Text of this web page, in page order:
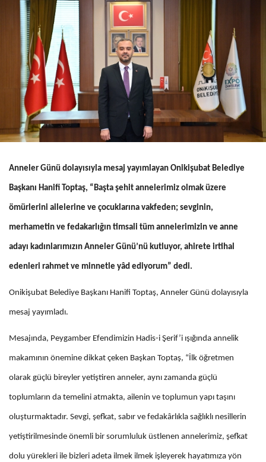
Anneler Günü dolayısıyla mesaj yayımlayan Onikişubat Belediye
Başkanı Hanifi Toptaş, “Başta şehit annelerimiz olmak üzere
ömürlerini ailelerine ve çocuklarına vakfeden; sevginin,
merhametin ve fedakarlığın timsali tüm annelerimizin ve anne
adayı kadınlarımızın Anneler Günü’nü kutluyor, ahirete irtihal
edenleri rahmet ve minnetle yâd ediyorum” dedi.
Onikişubat Belediye Başkanı Hanifi Toptaş, Anneler Günü dolayısıyla
mesaj yayımladı.
Mesajında, Peygamber Efendimizin Hadis-i Şerif’i ışığında annelik
makamının önemine dikkat çeken Başkan Toptaş, “İlk öğretmen
olarak güçlü bireyler yetiştiren anneler, aynı zamanda güçlü
toplumların da temelini atmakta, ailenin ve toplumun yapı taşını
oluşturmaktadır. Sevgi, şefkat, sabır ve fedakârlıkla sağlıklı nesillerin
yetiştirilmesinde önemli bir sorumluluk üstlenen annelerimiz, şefkat
dolu yürekleri ile bizleri adeta ilmek ilmek işleyerek hayatımıza yön